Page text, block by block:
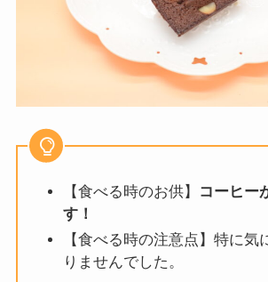
【食べる時のお供】
コーヒー
す！
【食べる時の注意点】特に気
りませんでした。